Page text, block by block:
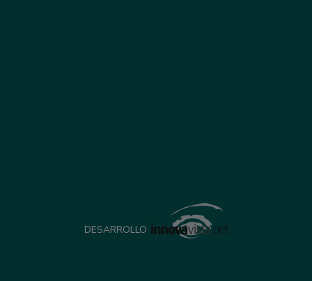
DESARROLLO